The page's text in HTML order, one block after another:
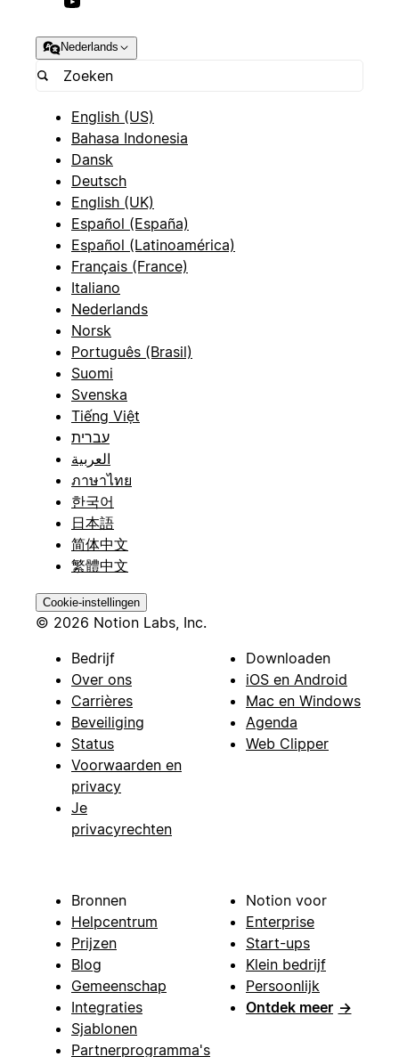
Nederlands
English (US)
Bahasa Indonesia
Dansk
Deutsch
English (UK)
Español (España)
Español (Latinoamérica)
Français (France)
Italiano
Nederlands
Norsk
Português (Brasil)
Suomi
Svenska
Tiếng Việt
עברית
العربية
ภาษาไทย
한국어
日本語
简体中文
繁體中文
Cookie-instellingen
© 2026 Notion Labs, Inc.
Bedrijf
Over ons
Carrières
Beveiliging
Status
Voorwaarden en
privacy
Je
privacyrechten
Downloaden
iOS en Android
Mac en Windows
Agenda
Web Clipper
Bronnen
Helpcentrum
Prijzen
Blog
Gemeenschap
Integraties
Sjablonen
Partnerprogramma's
Notion voor
Enterprise
Start-ups
Klein bedrijf
Persoonlijk
Ontdek meer →